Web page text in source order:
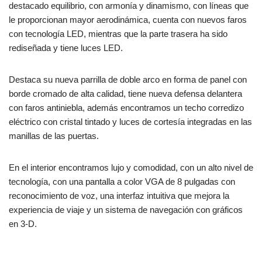
destacado equilibrio, con armonía y dinamismo, con líneas que
le proporcionan mayor aerodinámica, cuenta con nuevos faros
con tecnología LED, mientras que la parte trasera ha sido
rediseñada y tiene luces LED.
Destaca su nueva parrilla de doble arco en forma de panel con
borde cromado de alta calidad, tiene nueva defensa delantera
con faros antiniebla, además encontramos un techo corredizo
eléctrico con cristal tintado y luces de cortesía integradas en las
manillas de las puertas.
En el interior encontramos lujo y comodidad, con un alto nivel de
tecnología, con una pantalla a color VGA de 8 pulgadas con
reconocimiento de voz, una interfaz intuitiva que mejora la
experiencia de viaje y un sistema de navegación con gráficos
en 3-D.